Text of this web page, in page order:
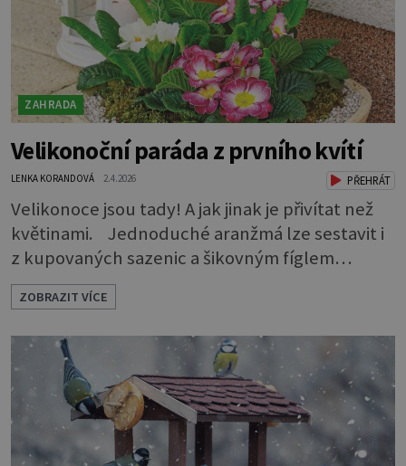
ZAHRADA
Velikonoční paráda z prvního kvítí
LENKA KORANDOVÁ 2.4.2026 PŘEHRÁT
Velikonoce jsou tady! A jak jinak je přivítat než
květinami. Jednoduché aranžmá lze sestavit i
z kupovaných sazenic a šikovným fíglem
docílíte toho, aby výsledek působil jako dílo
profesionála. Rostliny vyndejte z pěstebních
květináčků a zasaďte je. Povrch zeminy pod listy
pokryjte mechem. Podél okraje pak pomocí
lžíce nasypejte dekorativní štěrk.Díky úpravě
povrchu je z obyčejn
ZOBRAZIT VÍCE